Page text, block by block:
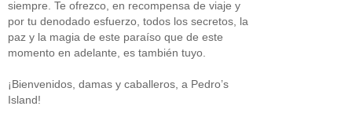
siempre. Te ofrezco, en recompensa de viaje y
por tu denodado esfuerzo, todos los secretos, la
paz y la magia de este paraíso que de este
momento en adelante, es también tuyo.
¡Bienvenidos, damas y caballeros, a Pedro’s
Island!